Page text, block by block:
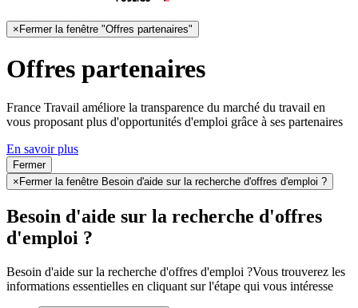
×Fermer la fenêtre "Offres partenaires"
Offres partenaires
France Travail améliore la transparence du marché du travail en
vous proposant plus d'opportunités d'emploi grâce à ses partenaires
En savoir plus
Fermer
× Fermer la fenêtre Besoin d'aide sur la recherche d'offres d'emploi ?
Besoin d'aide sur la recherche d'offres
d'emploi ?
Besoin d'aide sur la recherche d'offres d'emploi ?Vous trouverez les
informations essentielles en cliquant sur l'étape qui vous intéresse